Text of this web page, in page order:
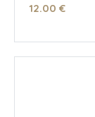
12.00 €